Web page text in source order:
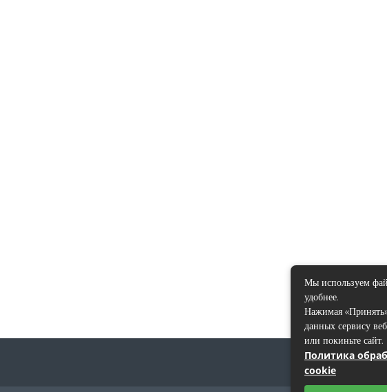
Контакты
Мы используем
удобнее.
Нажимая
данных сервису
или покиньте сайт.
Политика
cookie